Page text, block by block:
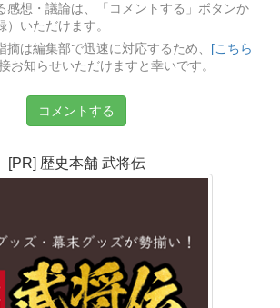
感想・議論は、「コメントする」ボタンか
）いただけます。
は編集部で迅速に対応するため、 [こちら
お知らせいただけますと幸いです。
コメントする
[PR] 歴史本舗 武将伝